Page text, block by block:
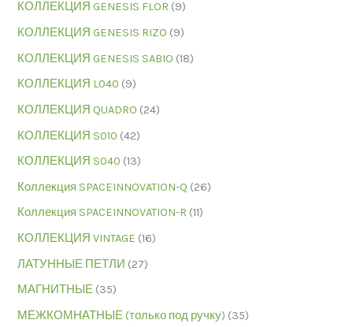
КОЛЛЕКЦИЯ GENESIS FLOR (9)
КОЛЛЕКЦИЯ GENESIS RIZO (9)
КОЛЛЕКЦИЯ GENESIS SABIO (18)
КОЛЛЕКЦИЯ L040 (9)
КОЛЛЕКЦИЯ QUADRO (24)
КОЛЛЕКЦИЯ S010 (42)
КОЛЛЕКЦИЯ S040 (13)
Коллекция SPACEINNOVATION-Q (26)
Коллекция SPACEINNOVATION-R (11)
КОЛЛЕКЦИЯ VINTAGE (16)
ЛАТУННЫЕ ПЕТЛИ (27)
МАГНИТНЫЕ (35)
МЕЖКОМНАТНЫЕ (только под ручку) (35)